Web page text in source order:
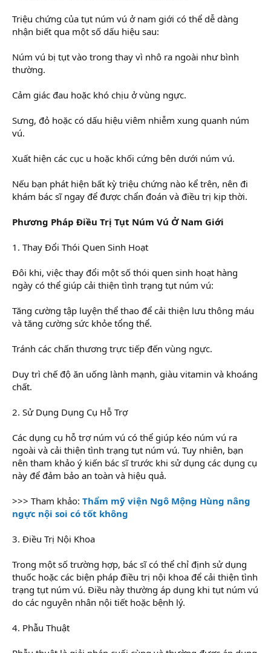
Triệu chứng của tụt núm vú ở nam giới có thể dễ dàng
nhận biết qua một số dấu hiệu sau:
Núm vú bị tụt vào trong thay vì nhô ra ngoài như bình
thường.
Cảm giác đau hoặc khó chịu ở vùng ngực.
Sưng, đỏ hoặc có dấu hiệu viêm nhiễm xung quanh núm
vú.
Xuất hiện các cục u hoặc khối cứng bên dưới núm vú.
Nếu bạn phát hiện bất kỳ triệu chứng nào kể trên, nên đi
khám bác sĩ ngay để được chẩn đoán và điều trị kịp thời.
Phương Pháp Điều Trị Tụt Núm Vú Ở Nam Giới
1. Thay Đổi Thói Quen Sinh Hoạt
Đôi khi, việc thay đổi một số thói quen sinh hoạt hàng
ngày có thể giúp cải thiện tình trạng tụt núm vú:
Tăng cường tập luyện thể thao để cải thiện lưu thông máu
và tăng cường sức khỏe tổng thể.
Tránh các chấn thương trực tiếp đến vùng ngực.
Duy trì chế độ ăn uống lành mạnh, giàu vitamin và khoáng
chất.
2. Sử Dụng Dụng Cụ Hỗ Trợ
Các dụng cụ hỗ trợ núm vú có thể giúp kéo núm vú ra
ngoài và cải thiện tình trạng tụt núm vú. Tuy nhiên, bạn
nên tham khảo ý kiến bác sĩ trước khi sử dụng các dụng cụ
này để đảm bảo an toàn và hiệu quả.
>>> Tham khảo: Thẩm mỹ viện Ngô Mộng Hùng nâng
ngực nội soi có tốt không
3. Điều Trị Nội Khoa
Trong một số trường hợp, bác sĩ có thể chỉ định sử dụng
thuốc hoặc các biện pháp điều trị nội khoa để cải thiện tình
trạng tụt núm vú. Điều này thường áp dụng khi tụt núm vú
do các nguyên nhân nội tiết hoặc bệnh lý.
4. Phẫu Thuật